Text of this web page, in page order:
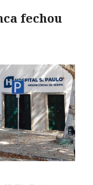
fechou